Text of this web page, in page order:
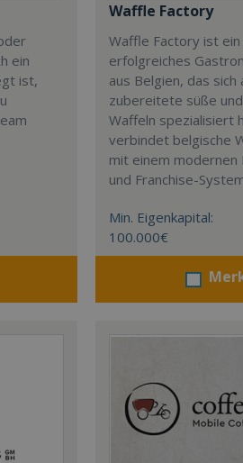
ein
ist,
Waffle Factory
Waffle Factory ist
erfolgreiches
aus Belgien, das sich
zubereitete süße
Waffeln spezialisiert
verbindet belgische
mit einem modernen
und Franchise-
Min. Eigenkapital:
100.000€